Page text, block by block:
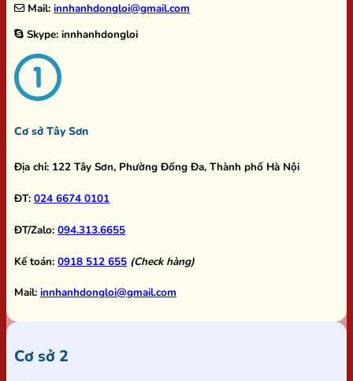
Mail: innhanhdongloi@gmail.com
Skype: innhanhdongloi
Cơ sở Tây Sơn
Địa chỉ: 122 Tây Sơn, Phường Đống Đa, Thành phố Hà Nội
ĐT: 024 6674 0101
ĐT/Zalo: 094.313.6655
Kế toán: 0918 512 655 (Check hàng)
Mail: innhanhdongloi@gmail.com
Cơ sở 2